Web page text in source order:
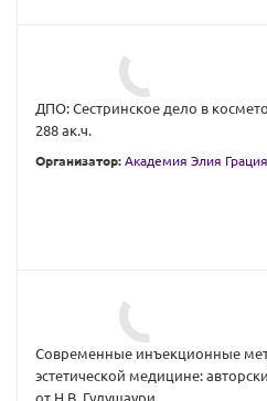
ДПО: Сестринское дело в
288 ак.ч.
Организатор: Академия Элия Грация
Современные инъекционные
эстетической медицине:
от Н.В. Гудушаури